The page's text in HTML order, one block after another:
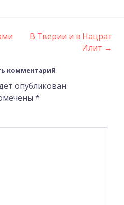
В Тверии и в Нацрат
Илит →
комментарий
опубликован.
*